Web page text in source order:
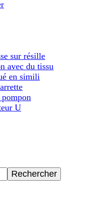
sur résille
avec du tissu
en simili
U